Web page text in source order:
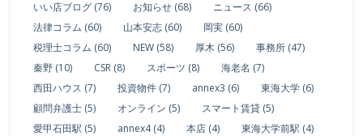
いい店ブログ (76)
お知らせ (68)
ニュース (66)
法律コラム (60)
山本安志 (60)
岡実 (60)
税理士コラム (60)
NEW (58) 厚木 (56)
事務所 (47)
秦野 (10)
CSR (8) スポーツ (8)
海老名 (7)
西田ハウス (7)
投資物件 (7) annex3 (6)
東海大学 (6)
顧問弁護士 (5)
オンライン (5)
スマート賃貸 (5)
愛甲石田駅 (5)
annex4 (4) 本店 (4)
東海大学前駅 (4)